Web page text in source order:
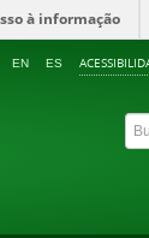
à informação
EN ES